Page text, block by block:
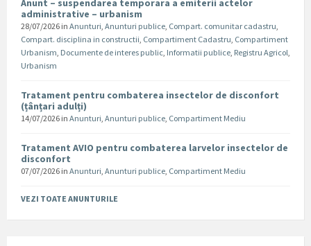
Anunt – suspendarea temporara a emiterii actelor
administrative – urbanism
28/07/2026 in Anunturi, Anunturi publice, Compart. comunitar cadastru,
Compart. disciplina in constructii, Compartiment Cadastru, Compartiment
Urbanism, Documente de interes public, Informatii publice, Registru Agricol,
Urbanism
Tratament pentru combaterea insectelor de disconfort
(țânțari adulți)
14/07/2026 in Anunturi, Anunturi publice, Compartiment Mediu
Tratament AVIO pentru combaterea larvelor insectelor de
disconfort
07/07/2026 in Anunturi, Anunturi publice, Compartiment Mediu
VEZI TOATE ANUNTURILE